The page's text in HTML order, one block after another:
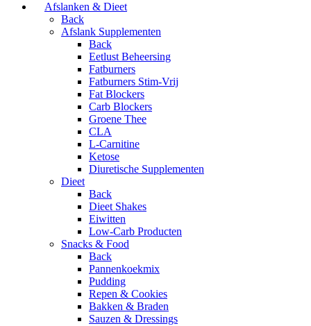
Afslanken & Dieet
Back
Afslank Supplementen
Back
Eetlust Beheersing
Fatburners
Fatburners Stim-Vrij
Fat Blockers
Carb Blockers
Groene Thee
CLA
L-Carnitine
Ketose
Diuretische Supplementen
Dieet
Back
Dieet Shakes
Eiwitten
Low-Carb Producten
Snacks & Food
Back
Pannenkoekmix
Pudding
Repen & Cookies
Bakken & Braden
Sauzen & Dressings